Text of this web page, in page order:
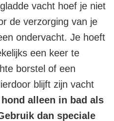
vacht hoef je niet
de verzorging van je
ondervacht. Je hoeft
een keer te
borstel of een
blijft zijn vacht
hond alleen in bad als
dan speciale